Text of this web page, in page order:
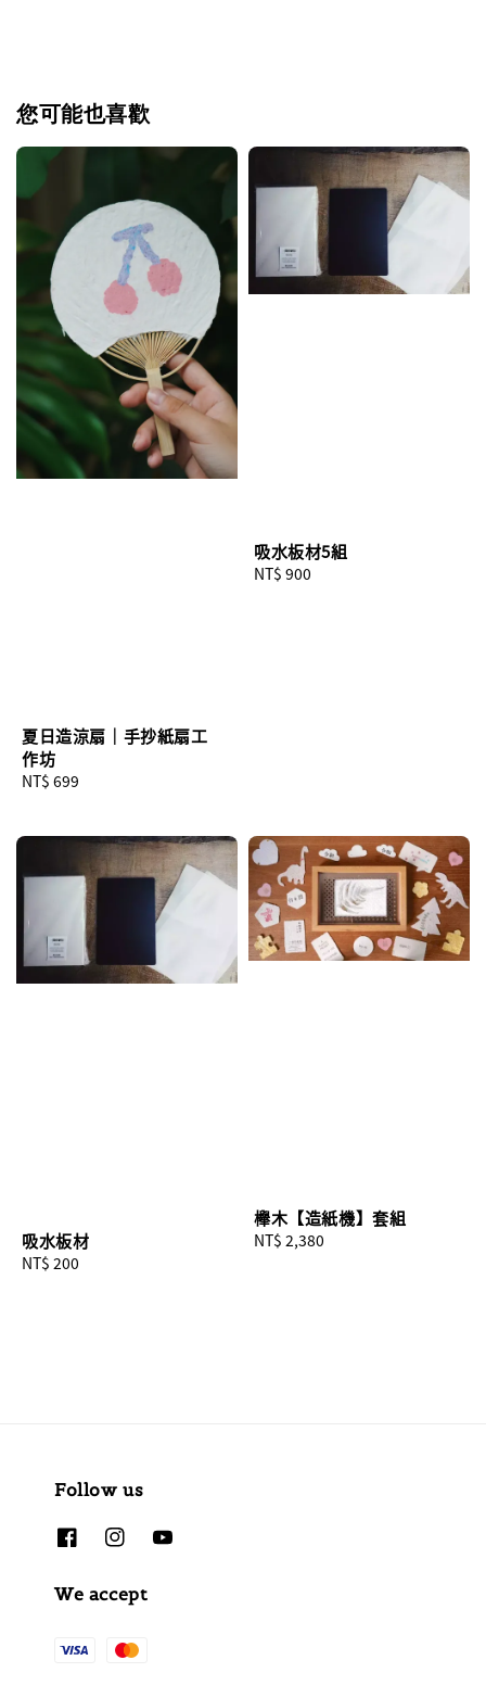
您可能也喜歡
夏日造涼扇｜手抄紙扇工
作坊
Regular
NT$ 699
吸水板材5組
Regular
NT$ 900
吸水板材
Regular
NT$ 200
櫸木【造紙機】套組
Regular
NT$ 2,380
Follow us
We accept